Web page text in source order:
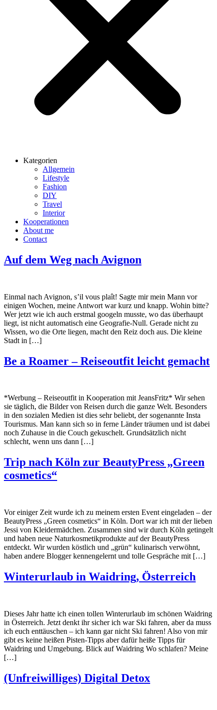
Kategorien
Allgemein
Lifestyle
Fashion
DIY
Travel
Interior
Kooperationen
About me
Contact
Auf dem Weg nach Avignon
Einmal nach Avignon, s’il vous plaît! Sagte mir mein Mann vor
einigen Wochen, meine Antwort war kurz und knapp. Wohin bitte?
Wer jetzt wie ich auch erstmal googeln musste, wo das überhaupt
liegt, ist nicht automatisch eine Geografie-Null. Gerade nicht zu
Wissen, wo die Orte liegen, macht den Reiz doch aus. Die kleine
Stadt in […]
Be a Roamer – Reiseoutfit leicht gemacht
*Werbung – Reiseoutfit in Kooperation mit JeansFritz* Wir sehen
sie täglich, die Bilder von Reisen durch die ganze Welt. Besonders
in den sozialen Medien ist dies sehr beliebt, der sogenannte Insta
Tourismus. Man kann sich so in ferne Länder träumen und ist dabei
noch Zuhause in die Couch gekuschelt. Grundsätzlich nicht
schlecht, wenn uns dann […]
Trip nach Köln zur BeautyPress „Green
cosmetics“
Vor einiger Zeit wurde ich zu meinem ersten Event eingeladen – der
BeautyPress „Green cosmetics“ in Köln. Dort war ich mit der lieben
Jessi von Kleidermädchen. Zusammen sind wir durch Köln getingelt
und haben neue Naturkosmetikprodukte auf der BeautyPress
entdeckt. Wir wurden köstlich und „grün“ kulinarisch verwöhnt,
haben andere Blogger kennengelernt und tolle Gespräche mit […]
Winterurlaub in Waidring, Österreich
Dieses Jahr hatte ich einen tollen Winterurlaub im schönen Waidring
in Österreich. Jetzt denkt ihr sicher ich war Ski fahren, aber da muss
ich euch enttäuschen – ich kann gar nicht Ski fahren! Also von mir
gibt es keine heißen Pisten-Tipps aber dafür heiße Tipps für
Waidring und Umgebung. Blick auf Waidring Wo schlafen? Meine
[…]
(Unfreiwilliges) Digital Detox